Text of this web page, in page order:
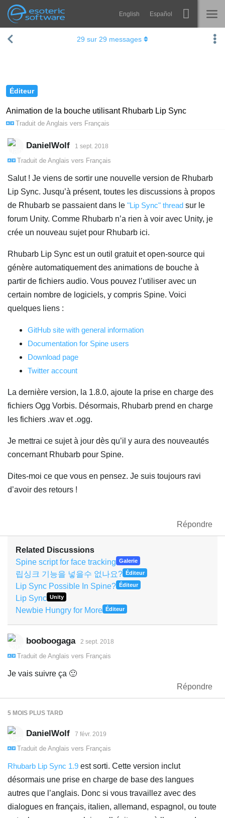
Esoteric Software
Navigation English Español
ACCUEIL Spine
Apprendre
FAQ
Tester
Éditeur
Animation de la bouche utilisant Rhubarb Lip Sync
Traduit de Anglais vers Français
29 sur 29 messages
DanielWolf 1 sept. 2018
Traduit de Anglais vers Français
Salut ! Je viens de sortir une nouvelle version de Rhubarb
Lip Sync. Jusqu’à présent, toutes les discussions à propos
de Rhubarb se passaient dans le "Lip Sync" thread sur le
forum Unity. Comme Rhubarb n’a rien à voir avec Unity, je
crée un nouveau sujet pour Rhubarb ici.
Rhubarb Lip Sync est un outil gratuit et open-source qui
génère automatiquement des animations de bouche à
partir de fichiers audio. Vous pouvez l’utiliser avec un
certain nombre de logiciels, y compris Spine. Voici
quelques liens :
GitHub site with general information
Documentation for Spine users
Download page
Twitter account
La dernière version, la 1.8.0, ajoute la prise en charge des
fichiers Ogg Vorbis. Désormais, Rhubarb prend en charge
les fichiers .wav et .ogg.
Je mettrai ce sujet à jour dès qu’il y aura des nouveautés
concernant Rhubarb pour Spine.
Dites-moi ce que vous en pensez. Je suis toujours ravi
d’avoir des retours !
Répondre
Related Discussions
Spine script for face tracking Galerie
립싱크 기능을 넣을수 없나요? Éditeur
Lip Sync Possible In Spine? Éditeur
Lip Sync Unity
Newbie Hungry for More Éditeur
booboogaga 2 sept. 2018
Traduit de Anglais vers Français
Je vais suivre ça 🙂
Répondre
5 MOIS PLUS TARD
DanielWolf 7 févr. 2019
Traduit de Anglais vers Français
Rhubarb Lip Sync 1.9 est sorti. Cette version inclut
désormais une prise en charge de base des langues
autres que l’anglais. Donc si vous travaillez avec des
dialogues en français, italien, allemand, espagnol, ou toute